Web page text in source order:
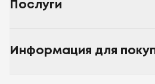
Послуги
Информация для